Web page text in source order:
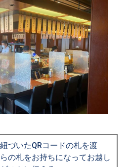
づいたQRコードの札を渡
の札をお持ちになってお越し